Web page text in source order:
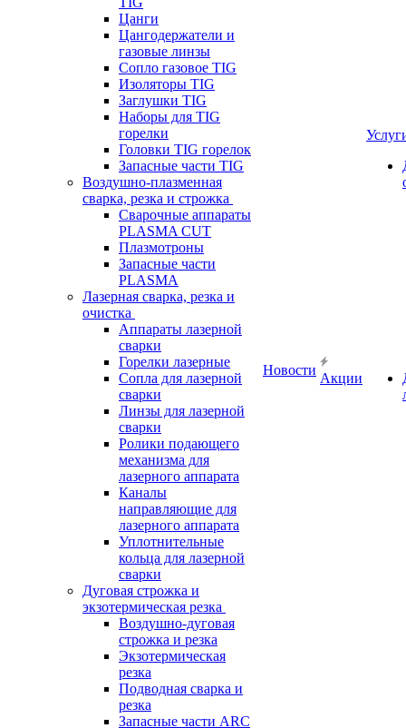
Цанги
Цангодержатели и
газовые линзы
Сопло газовое TIG
Изоляторы TIG
Заглушки TIG
Наборы для TIG
горелки
Головки TIG горелок
Запасные части TIG
Воздушно-плазменная
сварка, резка и строжка
Сварочные аппараты
PLASMA CUT
Плазмотроны
Запасные части
PLASMA
Лазерная сварка, резка и
очистка
Аппараты лазерной
сварки
Горелки лазерные
Сопла для лазерной
сварки
Линзы для лазерной
сварки
Ролики подающего
механизма для
лазерного аппарата
Каналы
направляющие для
лазерного аппарата
Уплотнительные
кольца для лазерной
сварки
Дуговая строжка и
экзотермическая резка
Воздушно-дуговая
строжка и резка
Экзотермическая
резка
Подводная сварка и
резка
Запасные части ARC
Новости
Акции